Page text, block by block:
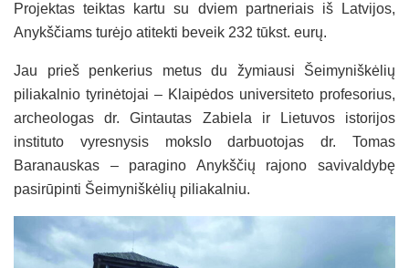
Projektas teiktas kartu su dviem partneriais iš Latvijos,
Anykščiams turėjo atitekti beveik 232 tūkst. eurų.
Jau prieš penkerius metus du žymiausi Šeimyniškėlių
piliakalnio tyrinėtojai – Klaipėdos universiteto profesorius,
archeologas dr. Gintautas Zabiela ir Lietuvos istorijos
instituto vyresnysis mokslo darbuotojas dr. Tomas
Baranauskas – paragino Anykščių rajono savivaldybę
pasirūpinti Šeimyniškėlių piliakalniu.